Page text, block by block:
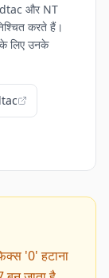
dtac और NT
करते हैं।
लिए उनके
'0' हटाना